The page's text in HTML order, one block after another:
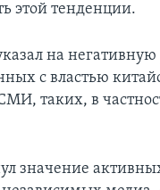
этой тенденции.
на негативную
с властью
таких, в
значение